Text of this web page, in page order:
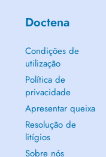
Doctena
Condições de
utilização
Política de
privacidade
Apresentar queixa
Resolução de
litígios
Sobre nós